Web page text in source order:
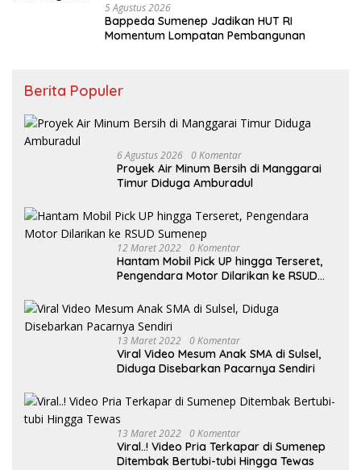
5 Agustus 2026
Bappeda Sumenep Jadikan HUT RI
Momentum Lompatan Pembangunan
Berita Populer
6 Agustus 2026 0 Komentar
Proyek Air Minum Bersih di Manggarai
Timur Diduga Amburadul
12 Maret 2022 0 Komentar
Hantam Mobil Pick UP hingga Terseret,
Pengendara Motor Dilarikan ke RSUD
13 Maret 2022 0 Komentar
Viral Video Mesum Anak SMA di Sulsel,
Diduga Disebarkan Pacarnya Sendiri
13 Maret 2022 0 Komentar
Viral..! Video Pria Terkapar di Sumenep
Ditembak Bertubi-tubi Hingga Tewas